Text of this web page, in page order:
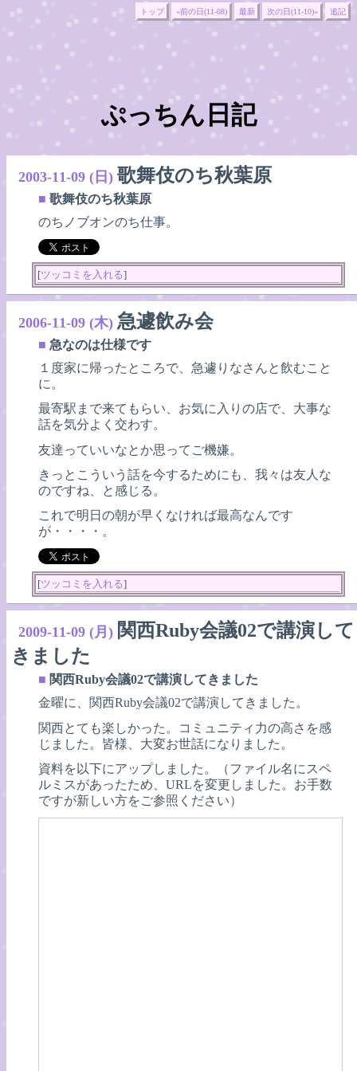
トップ «前の日(11-08) 最新 次の日(11-10)» 追記
ぷっちん日記
2003-11-09 (日) 歌舞伎のち秋葉原
■ 歌舞伎のち秋葉原
のちノブオンのち仕事。
[ツッコミを入れる]
2006-11-09 (木) 急遽飲み会
■ 急なのは仕様です
１度家に帰ったところで、急遽りなさんと飲むこと
に。
最寄駅まで来てもらい、お気に入りの店で、大事な
話を気分よく交わす。
友達っていいなとか思ってご機嫌。
きっとこういう話を今するためにも、我々は友人な
のですね、と感じる。
これで明日の朝が早くなければ最高なんです
が・・・・。
[ツッコミを入れる]
2009-11-09 (月) 関西Ruby会議02で講演して
きました
■ 関西Ruby会議02で講演してきました
金曜に、関西Ruby会議02で講演してきました。
関西とても楽しかった。コミュニティ力の高さを感
じました。皆様、大変お世話になりました。
資料を以下にアップしました。（ファイル名にスペ
ルミスがあったため、URLを変更しました。お手数
ですが新しい方をご参照ください）